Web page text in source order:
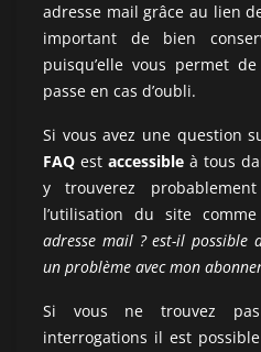
adresse mail grâce au lien
important de bien
puisqu’elle vous permet
passe en cas d’oubli.
Si vous avez une question
FAQ est accessible à tous
y trouverez
l’utilisation du site
adresse mail ? est-il possible
un problème avec mon
Si vous ne trouvez
interrogations il est